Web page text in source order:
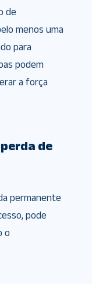
de
menos uma
para
podem
a força
de
permanente
pode
o